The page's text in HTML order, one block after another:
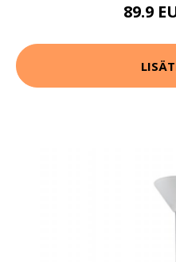
89.9